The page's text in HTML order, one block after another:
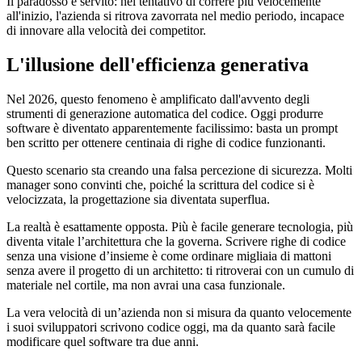
all'inizio, l'azienda si ritrova zavorrata nel medio periodo, incapace
di innovare alla velocità dei competitor.
L'illusione dell'efficienza generativa
Nel 2026, questo fenomeno è amplificato dall'avvento degli
strumenti di generazione automatica del codice. Oggi produrre
software è diventato apparentemente facilissimo: basta un prompt
ben scritto per ottenere centinaia di righe di codice funzionanti.
Questo scenario sta creando una falsa percezione di sicurezza. Molti
manager sono convinti che, poiché la scrittura del codice si è
velocizzata, la progettazione sia diventata superflua.
La realtà è esattamente opposta. Più è facile generare tecnologia, più
diventa vitale l’architettura che la governa. Scrivere righe di codice
senza una visione d’insieme è come ordinare migliaia di mattoni
senza avere il progetto di un architetto: ti ritroverai con un cumulo di
materiale nel cortile, ma non avrai una casa funzionale.
La vera velocità di un’azienda non si misura da quanto velocemente
i suoi sviluppatori scrivono codice oggi, ma da quanto sarà facile
modificare quel software tra due anni.